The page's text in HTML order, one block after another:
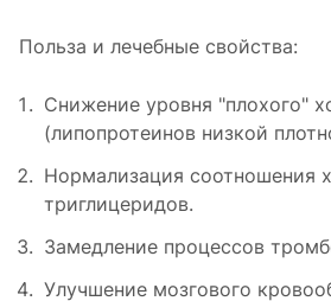
Польза и лечебные свойства:
Снижение уровня "плохого"
(липопротеинов низкой
Нормализация соотношения
триглицеридов.
Замедление процессов
Улучшение мозгового